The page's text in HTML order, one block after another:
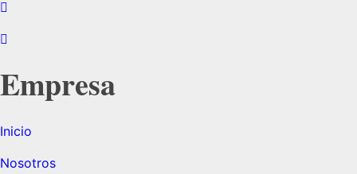
Empresa
Inicio
Nosotros